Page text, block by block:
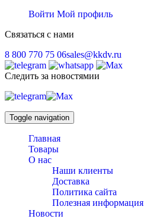
Войти Мой профиль
Связаться с нами
8 800 770 75 06sales@kkdv.ru
Следить за новостямии
Toggle navigation
Главная
Товары
О нас
Наши клиенты
Доставка
Политика сайта
Полезная информация
Новости